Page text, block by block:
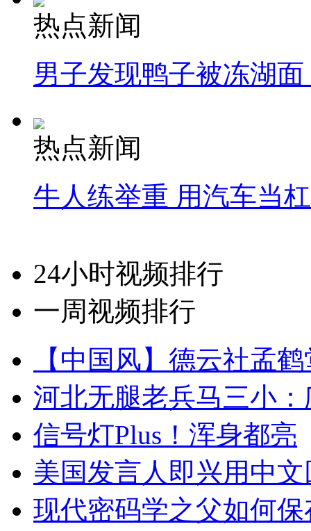
热点新闻
男子发现鸭子被冻湖
热点新闻
牛人练举重 用汽车当
24小时视频排行
一周视频排行
【中国风】德云社孟
河北无腿老兵马三小
信号灯Plus！浑身都亮
美国发言人即兴用中
现代密码学之父如何